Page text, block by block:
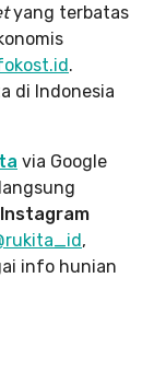
yang terbatas
.
di Indonesia
via Google
Instagram
,
info hunian